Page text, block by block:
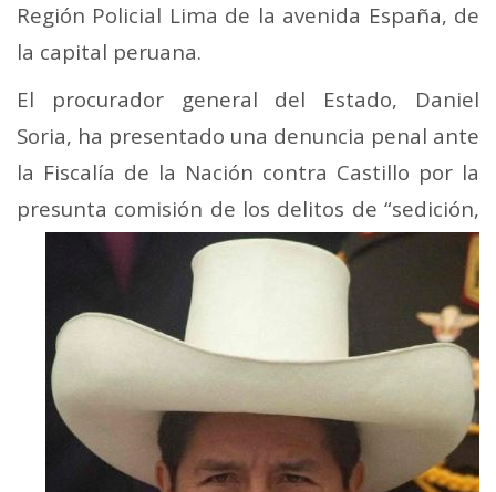
Región Policial Lima de la avenida España, de
la capital peruana.
El procurador general del Estado, Daniel
Soria, ha presentado una denuncia penal ante
la Fiscalía de la Nación contra Castillo por la
presunta comisión de los delitos de “sedición,